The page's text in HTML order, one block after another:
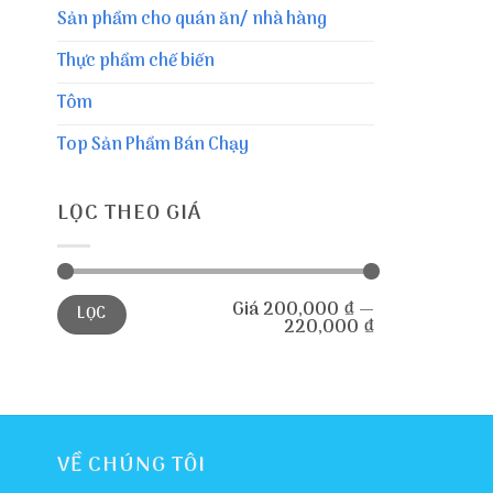
Sản phẩm cho quán ăn/ nhà hàng
Thực phẩm chế biến
Tôm
Top Sản Phẩm Bán Chạy
LỌC THEO GIÁ
Giá
thấp
nhất
Giá
cao
nhất
LỌC Giá200,000 ₫—
220,000 ₫
VỀ CHÚNG TÔI